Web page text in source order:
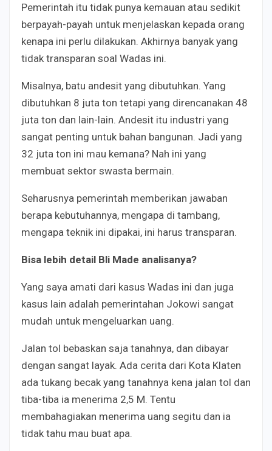
Pemerintah itu tidak punya kemauan atau sedikit
berpayah-payah untuk menjelaskan kepada orang
kenapa ini perlu dilakukan. Akhirnya banyak yang
tidak transparan soal Wadas ini.
Misalnya, batu andesit yang dibutuhkan. Yang
dibutuhkan 8 juta ton tetapi yang direncanakan 48
juta ton dan lain-lain. Andesit itu industri yang
sangat penting untuk bahan bangunan. Jadi yang
32 juta ton ini mau kemana? Nah ini yang
membuat sektor swasta bermain.
Seharusnya pemerintah memberikan jawaban
berapa kebutuhannya, mengapa di tambang,
mengapa teknik ini dipakai, ini harus transparan.
Bisa lebih detail Bli Made analisanya?
Yang saya amati dari kasus Wadas ini dan juga
kasus lain adalah pemerintahan Jokowi sangat
mudah untuk mengeluarkan uang.
Jalan tol bebaskan saja tanahnya, dan dibayar
dengan sangat layak. Ada cerita dari Kota Klaten
ada tukang becak yang tanahnya kena jalan tol dan
tiba-tiba ia menerima 2,5 M. Tentu
membahagiakan menerima uang segitu dan ia
tidak tahu mau buat apa.